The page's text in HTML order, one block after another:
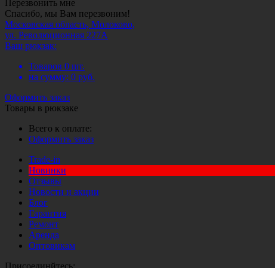
Перезвонить мне
Спасибо, мы Вам перезвоним!
Московская область, Молоково,
ул. Революционная 227А
Ваш рюкзак:
Товаров 0 шт.
на сумму: 0 руб.
Оформить заказ
Товары в рюкзаке
Всего к оплате:
Оформить заказ
Trade-in
Новинки
Отзывы
Новости и акции
Блог
Гарантия
Ремонт
Аренда
Оптовикам
Присоединйтесь: